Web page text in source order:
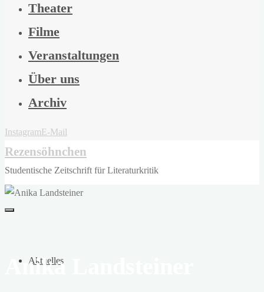
Theater
Filme
Veranstaltungen
Über uns
Archiv
InstagramE-Mail
Rezensöhnchen
Studentische Zeitschrift für Literaturkritik
Aktuelles
Anika Landsteiner